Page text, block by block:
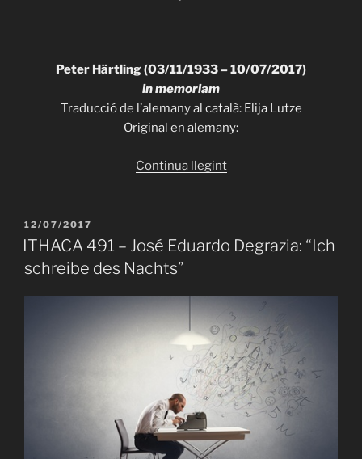
Peter Härtling (03/11/1933 – 10/07/2017)
in memoriam
Traducció de l’alemany al català: Elija Lutze
Original en alemany:
Continua llegint«ITHACA
Härtling:
PUBLICAT
A
12/07/2017
ITHACA 491 – José Eduardo Degrazia: “Ich
schreibe des Nachts”